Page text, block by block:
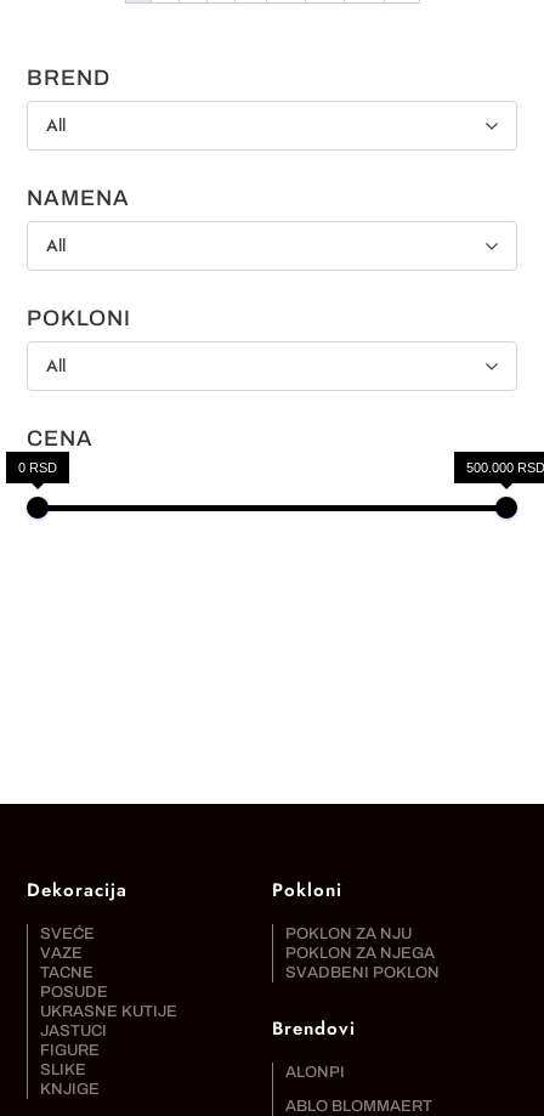
BREND
All
NAMENA
All
POKLONI
All
CENA
0 RSD 500.000
Dekoracija
SVEĆE
VAZE
TACNE
POSUDE
UKRASNE KUTIJE
JASTUCI
FIGURE
SLIKE
KNJIGE
Pokloni
POKLON ZA NJU
POKLON ZA NJEGA
SVADBENI POKLON
Brendovi
ALONPI
ABLO BLOMMAERT